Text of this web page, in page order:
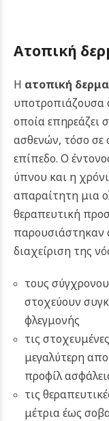
Ατοπική
Η ατοπική
υποτροπιάζουσα
οποία επηρεάζει
ασθενών, τόσο σε
επίπεδο. Ο
ύπνου και η
απαραίτητη μια
θεραπευτική
παρουσιάστηκαν
διαχείριση της
τους
στοχεύουν
φλεγμονής
τις
μεγαλύτερη
προφίλ
τις
μέτρια έως